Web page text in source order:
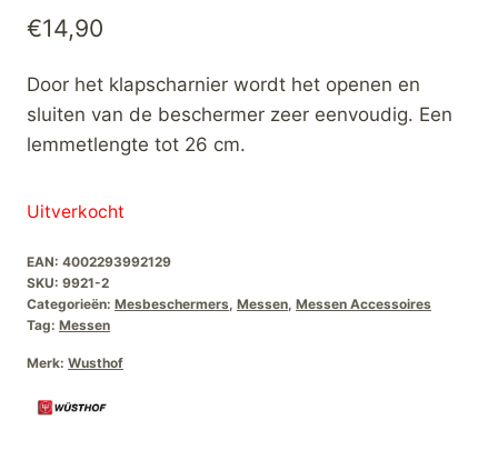
€14,90
Door het klapscharnier wordt het openen en
sluiten van de beschermer zeer eenvoudig. Een
lemmetlengte tot 26 cm.
Uitverkocht
EAN: 4002293992129
SKU: 9921-2
Categorieën: Mesbeschermers, Messen, Messen Accessoires
Tag: Messen
Merk: Wusthof